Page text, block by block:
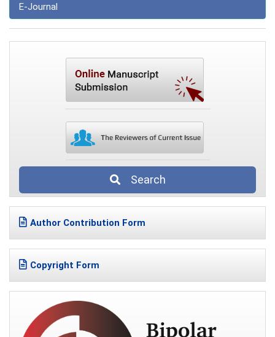
E-Journal
Search
Author Contribution Form
Copyright Form